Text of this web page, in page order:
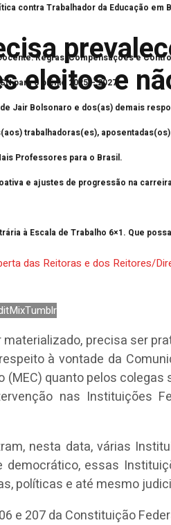
contra Trabalhador da Educação em
Regras, Compensações e
para o biênio 2025 – 2027
Jair Bolsonaro e dos(as) demais
trabalhadoras(es),
Professores para o Brasil.
e ajustes de progressão na
à Escala de Trabalho 6×1. Que
eleitos e
MixTumblr
precisa ser
à vontade da
quanto pelos
nas Instituições
nesta data, várias
democrático, essas
políticas e até mesmo
e 207 da Constituição